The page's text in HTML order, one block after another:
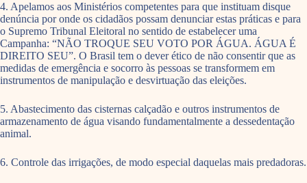
4. Apelamos aos Ministérios competentes para que instituam disque
denúncia por onde os cidadãos possam denunciar estas práticas e para
o Supremo Tribunal Eleitoral no sentido de estabelecer uma
Campanha: “NÃO TROQUE SEU VOTO POR ÁGUA. ÁGUA É
DIREITO SEU”. O Brasil tem o dever ético de não consentir que as
medidas de emergência e socorro às pessoas se transformem em
instrumentos de manipulação e desvirtuação das eleições.
5. Abastecimento das cisternas calçadão e outros instrumentos de
armazenamento de água visando fundamentalmente a dessedentação
animal.
6. Controle das irrigações, de modo especial daquelas mais predadoras.